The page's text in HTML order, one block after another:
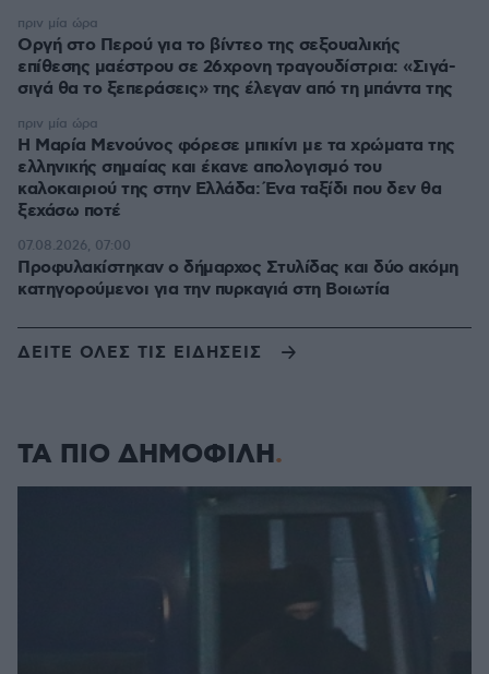
Οργή στο Περού για το βίντεο της σεξουαλικής
επίθεσης μαέστρου σε 26χρονη τραγουδίστρια: «Σιγά-
σιγά θα το ξεπεράσεις» της έλεγαν από τη μπάντα της
πριν μία ώρα
Η Μαρία Μενούνος φόρεσε μπικίνι με τα χρώματα της
ελληνικής σημαίας και έκανε απολογισμό του
καλοκαιριού της στην Ελλάδα: Ένα ταξίδι που δεν θα
ξεχάσω ποτέ
πριν μία ώρα
Προφυλακίστηκαν ο δήμαρχος Στυλίδας και δύο ακόμη
κατηγορούμενοι για την πυρκαγιά στη Βοιωτία
07.08.2026, 07:00
ΔΕΙΤΕ ΟΛΕΣ ΤΙΣ ΕΙΔΗΣΕΙΣ
ΤΑ ΠΙΟ ΔΗΜΟΦΙΛΗ